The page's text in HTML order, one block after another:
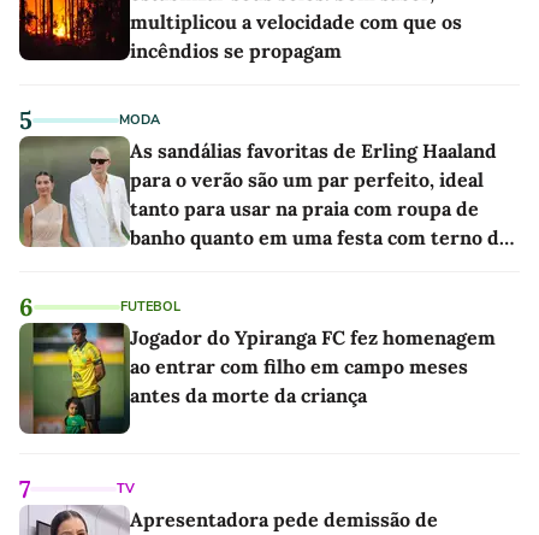
multiplicou a velocidade com que os
incêndios se propagam
5 MODA
As sandálias favoritas de Erling Haaland
para o verão são um par perfeito, ideal
tanto para usar na praia com roupa de
banho quanto em uma festa com terno de
6 FUTEBOL
Jogador do Ypiranga FC fez homenagem
ao entrar com filho em campo meses
antes da morte da criança
7 TV
Apresentadora pede demissão de